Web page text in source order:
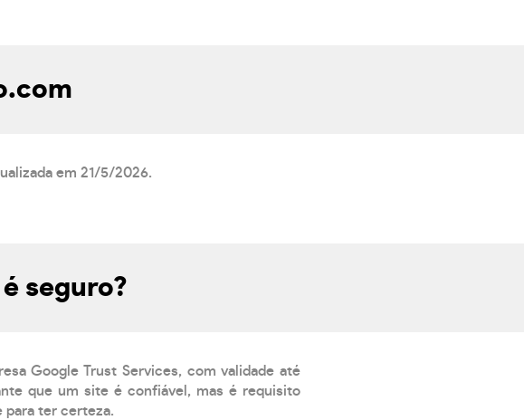
em 21/5/2026.
seguro?
Google Trust Services, com validade até
que um site é confiável, mas é requisito
para ter certeza.